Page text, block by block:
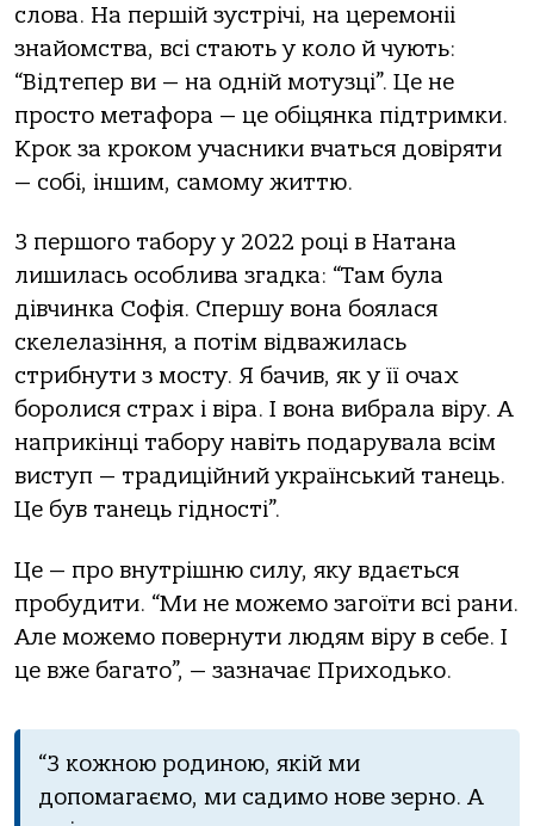
слова. На першій зустрічі, на церемоніі
знайомства, всі стають у коло й чують:
“Відтепер ви — на одній мотузці”. Це не
просто метафора — це обіцянка підтримки.
Крок за кроком учасники вчаться довіряти
— собі, іншим, самому життю.
З першого табору у 2022 році в Натана
лишилась особлива згадка: “Там була
дівчинка Софія. Спершу вона боялася
скелелазіння, а потім відважилась
стрибнути з мосту. Я бачив, як у її очах
боролися страх і віра. І вона вибрала віру. А
наприкінці табору навіть подарувала всім
виступ — традиційний український танець.
Це був танець гідності”.
Це — про внутрішню силу, яку вдається
пробудити. “Ми не можемо загоїти всі рани.
Але можемо повернути людям віру в себе. І
це вже багато”, — зазначає Приходько.
“З кожною родиною, якій ми
допомагаємо, ми садимо нове зерно. А